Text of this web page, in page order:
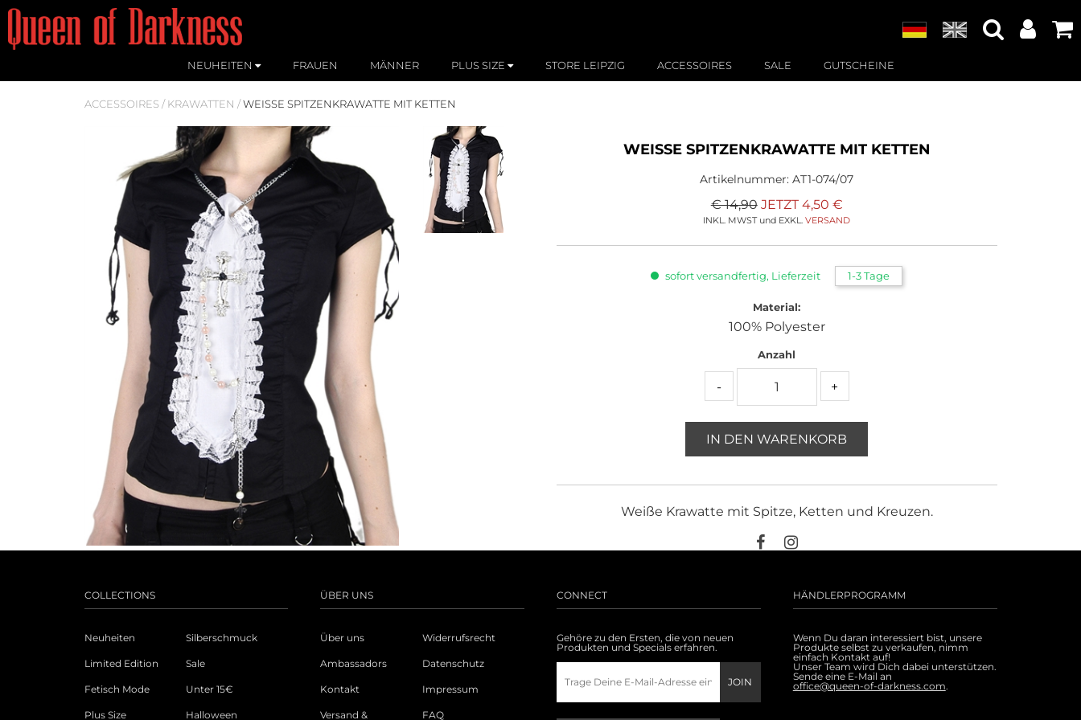
NEUHEITEN FRAUEN MÄNNER PLUS SIZE STORE LEIPZIG ACCESSOIRES SALE GUTSCHEINE
ACCESSOIRES / KRAWATTEN / WEISSE SPITZENKRAWATTE MIT KETTEN
WEISSE SPITZENKRAWATTE MIT KETTEN
Artikelnummer:AT1-074/07
€ 14,90 JETZT 4,50 €
INKL. MWST und EXKL.VERSAND
sofort versandfertig, Lieferzeit 1-3 Tage
Material:
100% Polyester
Anzahl
- +
IN DEN WARENKORB
Weiße Krawatte mit Spitze, Ketten und Kreuzen.
COLLECTIONS
Neuheiten
Limited Edition
Fetisch Mode
Plus Size
Silberschmuck
Sale
Unter 15€
Halloween
ÜBER UNS
Über uns
Ambassadors
Kontakt
Versand &
Widerrufsrecht
Datenschutz
Impressum
FAQ
CONNECT
Gehöre zu den Ersten, die von neuen
Produkten und Specials erfahren.
HÄNDLERPROGRAMM
Wenn Du daran interessiert bist, unsere
Produkte selbst zu verkaufen, nimm
einfach Kontakt auf!
Unser Team wird Dich dabei unterstützen.
Sende eine E-Mail an
office@queen-of-darkness.com.